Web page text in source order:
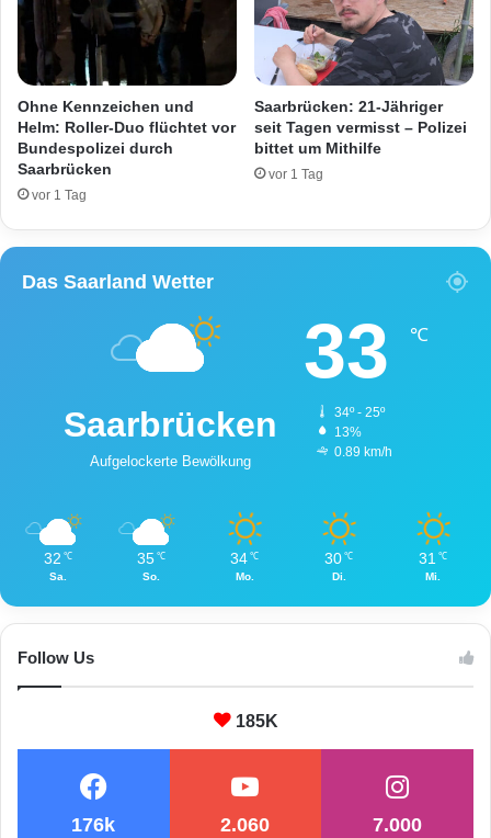
s
u
n
f
a
l
l
f
l
Ohne Kennzeichen und
Helm: Roller-Duo flüchtet vor
Bundespolizei durch
Saarbrücken
vor 1 Tag
Saarbrücken: 21-Jähriger
seit Tagen vermisst – Polizei
bittet um Mithilfe
vor 1 Tag
Das Saarland Wetter
Saarbrücken
Aufgelockerte Bewölkung
33 ℃
34º - 25º
13%
0.89 km/h
32 ℃
Sa.
35 ℃
So.
34 ℃
Mo.
30 ℃
Di.
31 ℃
Mi.
Follow Us
185K
176k 2.060 7.000